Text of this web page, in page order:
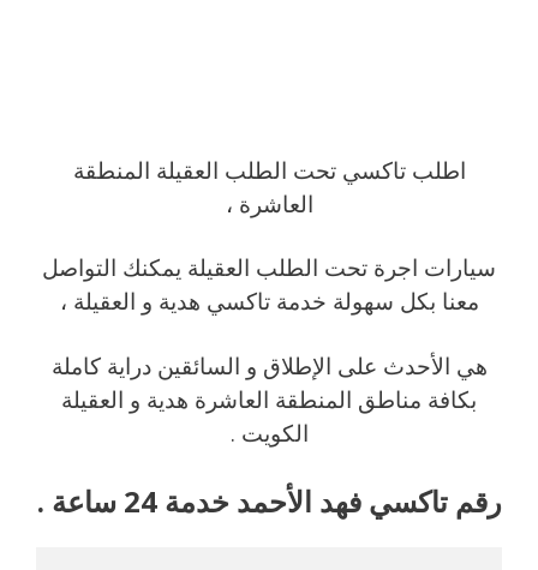
اطلب تاكسي تحت الطلب العقيلة المنطقة
العاشرة ،
سيارات اجرة تحت الطلب العقيلة يمكنك التواصل
معنا بكل سهولة خدمة تاكسي هدية و العقيلة ،
هي الأحدث على الإطلاق و السائقين دراية كاملة
بكافة مناطق المنطقة العاشرة هدية و العقيلة
الكويت .
رقم تاكسي فهد الأحمد خدمة 24 ساعة .